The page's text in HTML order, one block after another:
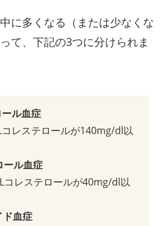
に多くなる（または少なくな
て、下記の3つに分けられま
ル血症
レステロールが140mg/dl以
ール血症
コレステロールが40mg/dl以
ド血症